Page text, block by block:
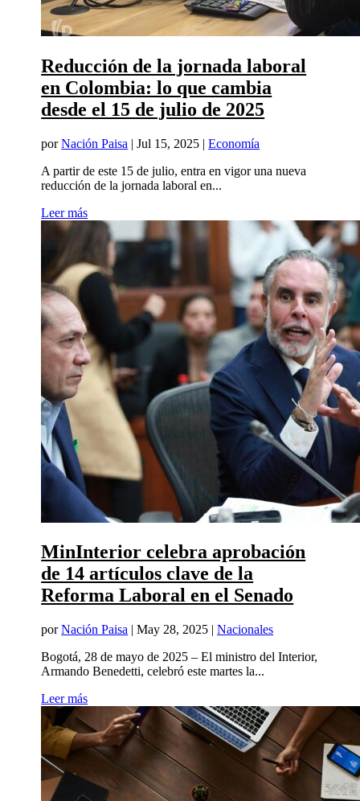
Reducción de la jornada laboral
en Colombia: lo que cambia
desde el 15 de julio de 2025
porNación Paisa |Jul 15, 2025 |Economía
A partir de este 15 de julio, entra en vigor una nueva
reducción de la jornada laboral en...
Leer más
MinInterior celebra aprobación
de 14 artículos clave de la
Reforma Laboral en el Senado
porNación Paisa |May 28, 2025 |Nacionales
Bogotá, 28 de mayo de 2025 – El ministro del Interior,
Armando Benedetti, celebró este martes la...
Leer más